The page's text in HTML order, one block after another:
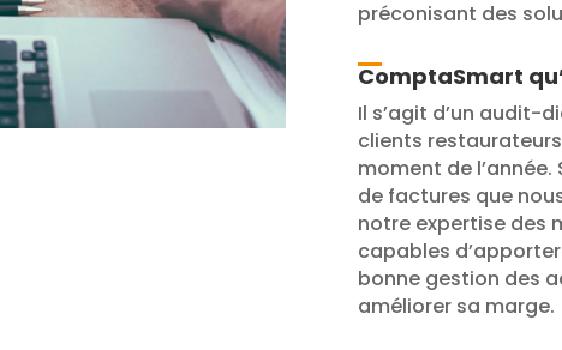
préconisant des
ComptaSmart
Il s’agit d’un audit-
clients
moment de l’année.
de factures que
notre expertise des
capables
bonne gestion des
améliorer sa marge.